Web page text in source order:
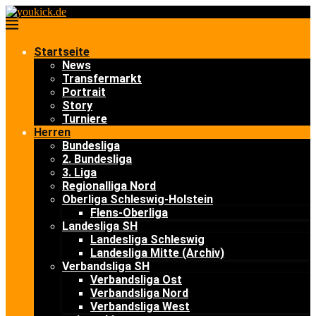
Startseite
News
Transfermarkt
Portrait
Story
Turniere
Herren
Bundesliga
2. Bundesliga
3. Liga
Regionalliga Nord
Oberliga Schleswig-Holstein
Flens-Oberliga
Landesliga SH
Landesliga Schleswig
Landesliga Mitte (Archiv)
Verbandsliga SH
Verbandsliga Ost
Verbandsliga Nord
Verbandsliga West